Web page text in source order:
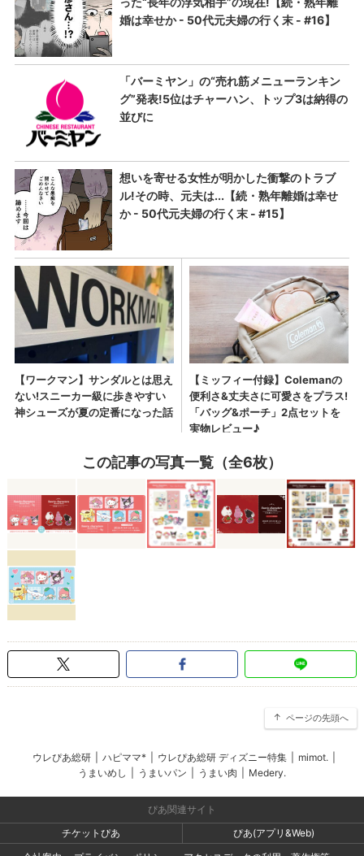
この記事の写真一覧（全6枚）
ページの先頭へ
ウレぴあ総研 ハピママ* ウレぴあ総研 ディズニー特集 mimot.
うまいめし
うまいパン うまい肉 Medery.
ぴあ関連サイト
チケットぴあ
ぴあ(アプリ&Web)